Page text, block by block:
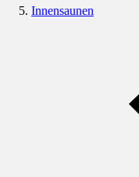
Innensaunen